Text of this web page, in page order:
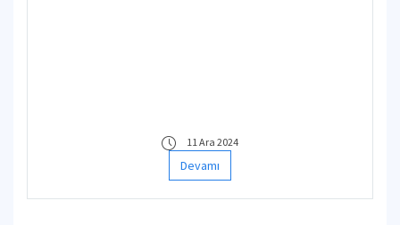
11 Ara 2024
Devamı